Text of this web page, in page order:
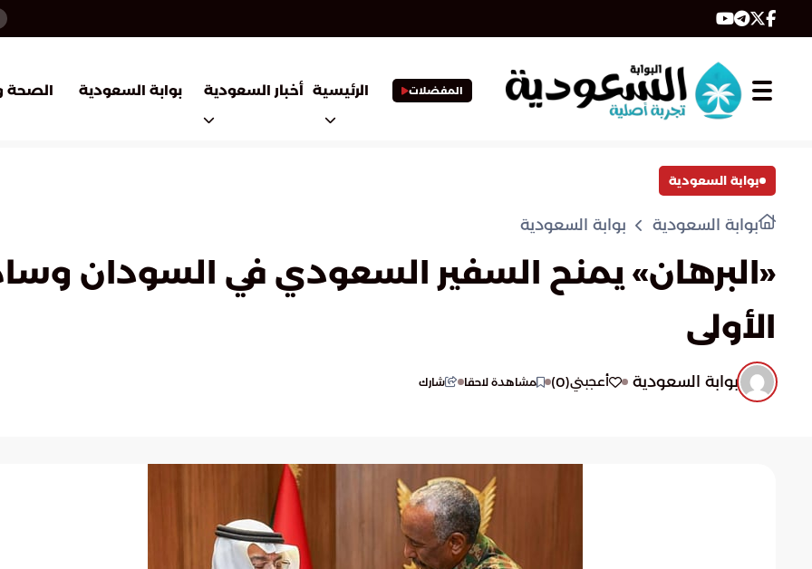
المفضلات الرئيسية أخبار السعودية بوابة السعودية الصحة
بوابة السعودية
بوابة السعودية بوابة السعودية
«البرهان» يمنح السفير السعودي في السودان
الأولى
بوابة السعودية أعجبني(
0
) مشاهدة لاحقا شارك